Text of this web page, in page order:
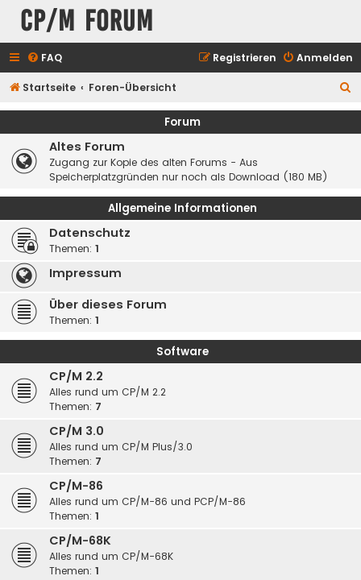
CP/M Forum
FAQ Anmelden
Registrieren
Startseite Foren-Übersicht
u
Forum
Altes Forum
Zugang zur Kopie des alten Forums - Aus
Speicherplatzgründen nur noch als Download (180 MB)
Allgemeine Informationen
Datenschutz
Themen: 1
Impressum
Über dieses Forum
Themen: 1
Software
CP/M 2.2
Alles rund um CP/M 2.2
Themen: 7
CP/M 3.0
Alles rund um CP/M Plus/3.0
Themen: 7
CP/M-86
Alles rund um CP/M-86 und PCP/M-86
Themen: 1
CP/M-68K
Alles rund um CP/M-68K
Themen: 1